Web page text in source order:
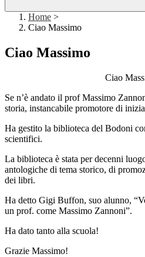
Home >
Ciao Massimo
Ciao Massimo
Ciao
Se n’è andato il prof Massimo
storia, instancabile promotore di
Ha gestito la biblioteca del Bodoni
scientifici.
La biblioteca è stata per decenni
antologiche di tema storico, di
dei libri.
Ha detto Gigi Buffon, suo alunno,
un prof. come Massimo Zannoni”.
Ha dato tanto alla scuola!
Grazie Massimo!